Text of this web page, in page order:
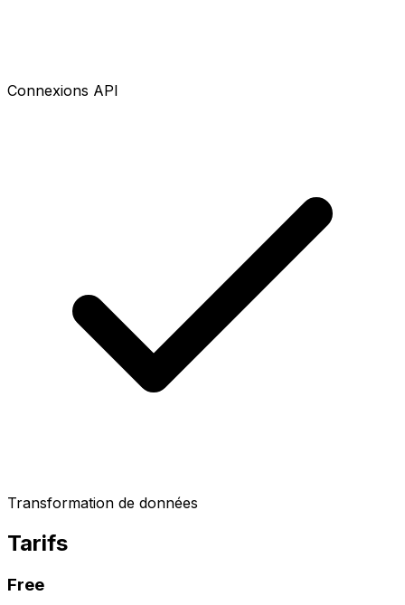
Connexions API
Transformation de données
Tarifs
Free